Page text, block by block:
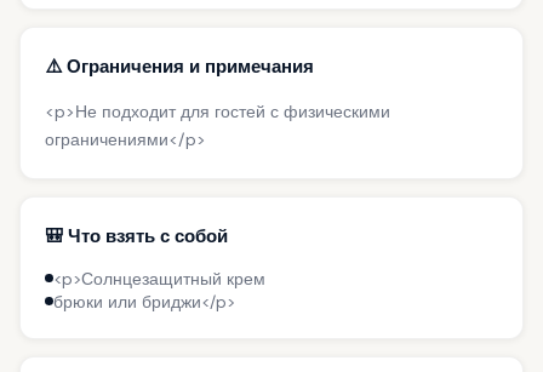
⚠️ Ограничения и примечания
<p>Не подходит для гостей с физическими
ограничениями</p>
🎒 Что взять с собой
<p>Солнцезащитный крем
брюки или бриджи</p>